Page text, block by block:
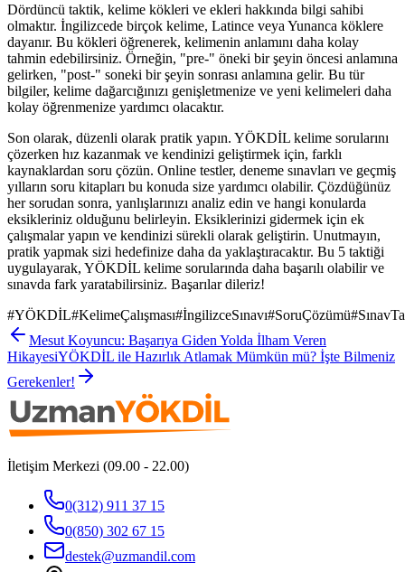
Dördüncü taktik, kelime kökleri ve ekleri hakkında bilgi sahibi
olmaktır. İngilizcede birçok kelime, Latince veya Yunanca köklere
dayanır. Bu kökleri öğrenerek, kelimenin anlamını daha kolay
tahmin edebilirsiniz. Örneğin, "pre-" öneki bir şeyin öncesi anlamına
gelirken, "post-" soneki bir şeyin sonrası anlamına gelir. Bu tür
bilgiler, kelime dağarcığınızı genişletmenize ve yeni kelimeleri daha
kolay öğrenmenize yardımcı olacaktır.
Son olarak, düzenli olarak pratik yapın. YÖKDİL kelime sorularını
çözerken hız kazanmak ve kendinizi geliştirmek için, farklı
kaynaklardan soru çözün. Online testler, deneme sınavları ve geçmiş
yılların soru kitapları bu konuda size yardımcı olabilir. Çözdüğünüz
her sorudan sonra, yanlışlarınızı analiz edin ve hangi konularda
eksikleriniz olduğunu belirleyin. Eksiklerinizi gidermek için ek
çalışmalar yapın ve kendinizi sürekli olarak geliştirin. Unutmayın,
pratik yapmak sizi hedefinize daha da yaklaştıracaktır. Bu 5 taktiği
uygulayarak, YÖKDİL kelime sorularında daha başarılı olabilir ve
sınavda fark yaratabilirsiniz. Başarılar dileriz!
#YÖKDİL#KelimeÇalışması#İngilizceSınavı#SoruÇözümü#
Mesut Koyuncu: Başarıya Giden Yolda İlham Veren
HikayesiYÖKDİL ile Hazırlık Atlamak Mümkün mü? İşte Bilmeniz
Gerekenler!
İletişim Merkezi (09.00 - 22.00)
0(312) 911 37 15
0(850) 302 67 15
destek@uzmandil.com